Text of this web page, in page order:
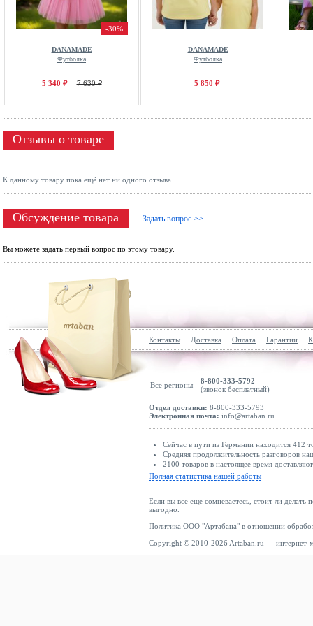
-30%
DANAMADE
Футболка
5 340 ₽ 7 630 ₽
DANAMADE
Футболка
5 850 ₽
Отзывы о товаре
К данному товару пока ещё нет ни одного отзыва.
Обсуждение товара Задать вопрос >>
Вы можете задать первый вопрос по этому товару.
Контакты Доставка Оплата Гарантии
Все регионы
8-800-333-5792
(звонок бесплатный)
Отдел доставки: 8-800-333-5793
Электронная почта: info@artaban.ru
Сейчас в пути из Германии находится 412
Средняя продолжительность разговоров
2100 товаров в настоящее время
Полная статистика нашей работы
Если вы все еще сомневаетесь, стоит ли делать
выгодно.
Политика ООО "Артабана" в отношении
Copyright © 2010-2026 Artaban.ru — интернет-